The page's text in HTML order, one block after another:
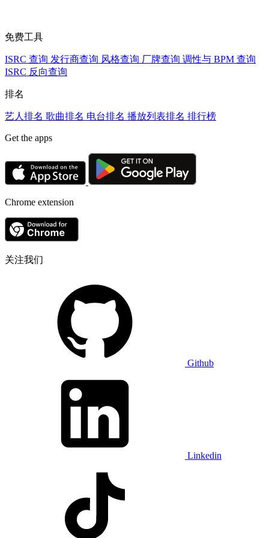
免费工具
ISRC 查询 发行商查询 风格查询 厂牌查询 调性与 BPM 查询
ISRC 反向查询
排名
艺人排名 歌曲排名 电台排名 播放列表排名 排行榜
Get the apps
Chrome extension
关注我们
Github
Linkedin